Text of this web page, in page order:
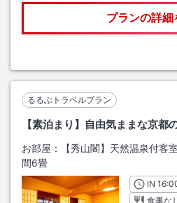
プランの詳細
るるぶトラベルプラン
【素泊まり】自由気ままな京
お部屋： 【秀山閣】天然温泉付客
間6畳
INチェ
食事な